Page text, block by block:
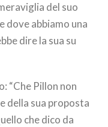
del suo
dove abbiamo una
dire la sua su
“Che Pillon non
della sua proposta
che dico da